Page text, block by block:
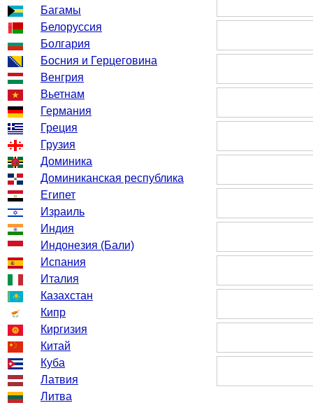
Багамы
Белоруссия
Болгария
Босния и Герцеговина
Венгрия
Вьетнам
Германия
Греция
Грузия
Доминика
Доминиканская республика
Египет
Израиль
Индия
Индонезия (Бали)
Испания
Италия
Казахстан
Кипр
Киргизия
Китай
Куба
Латвия
Литва